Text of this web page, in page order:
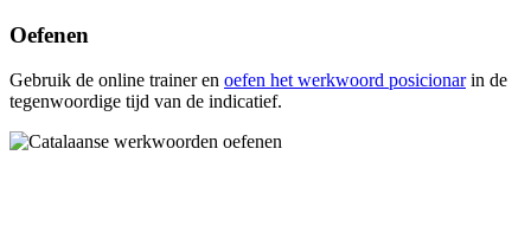
Oefenen
Gebruik de online trainer en oefen het werkwoord posicionarin de
tegenwoordige tijd van de indicatief.